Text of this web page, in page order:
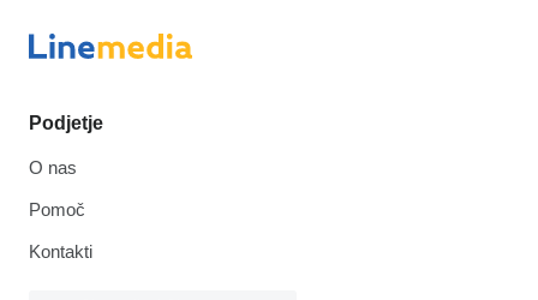
Podjetje
O nas
Pomoč
Kontakti